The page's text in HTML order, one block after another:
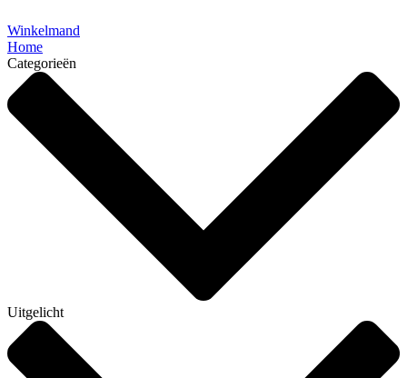
Winkelmand
Home
Categorieën
Uitgelicht